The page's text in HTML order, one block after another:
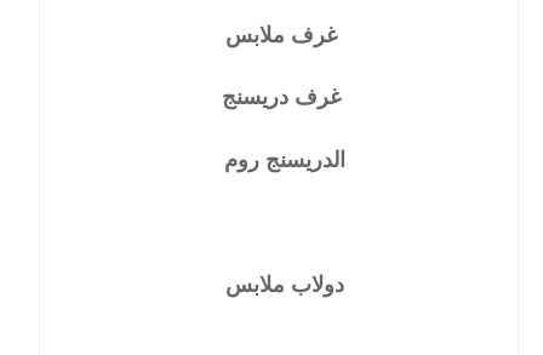
غرف ملابس
غرف دريسنج
الدريسنج روم
دولاب ملابس